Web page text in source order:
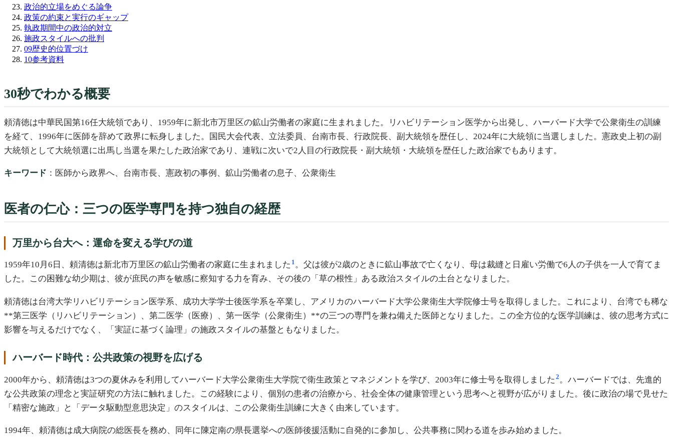
政治的立場をめぐる論争
政策の約束と実行のギャップ
執政期間中の政治的対立
施政スタイルへの批判
09歴史的位置づけ
10参考資料
30秒でわかる概要
頼清徳は中華民国第16任大統領であり、1959年に新北市万里区の鉱山労働者の家庭に生まれました。リハビリテーション医学から出発し、ハーバード大学で公衆衛生の訓練
を経て、1996年に医師を辞めて政界に転身しました。国民大会代表、立法委員、台南市長、行政院長、副大統領を歴任し、2024年に大統領に当選しました。憲政史上初の副
大統領として大統領選に出馬し当選を果たした政治家であり、連戦に次いで2人目の行政院長・副大統領・大統領を歴任した政治家でもあります。
キーワード ：医師から政界へ、台南市長、憲政初の事例、鉱山労働者の息子、公衆衛生
医者の仁心：三つの医学専門を持つ独自の経歴
万里から台大へ：運命を変える学びの道
1959年10月6日、頼清徳は新北市万里区の鉱山労働者の家庭に生まれました 1 。父は彼が2歳のときに鉱山事故で亡くなり、母は裁縫と日雇い労働で6人の子供を一人で育てま
した。この困難な幼少期は、彼が庶民の声を敏感に察知する力を育み、その後の「草の根性」ある政治スタイルの土台となりました。
頼清徳は台湾大学リハビリテーション医学系、成功大学学士後医学系を卒業し、アメリカのハーバード大学公衆衛生大学院修士号を取得しました。これにより、台湾でも稀な
**第三医学（リハビリテーション）、第二医学（医療）、第一医学（公衆衛生）**の三つの専門を兼ね備えた医師となりました。この全方位的な医学訓練は、彼の思考方式に
影響を与えるだけでなく、「実証に基づく論理」の施政スタイルの基盤ともなりました。
ハーバード時代：公共政策の視野を広げる
2000年から、頼清徳は3つの夏休みを利用してハーバード大学公衆衛生大学院で衛生政策とマネジメントを学び、2003年に修士号を取得しました 2 。ハーバードでは、先進的
な公共政策の理念と実証研究の方法に触れました。この経験により、個別の患者の治療から、社会全体の健康管理という思考へと視野が広がりました。後に政治の場で見せた
「精密な施政」と「データ駆動型意思決定」のスタイルは、この公衆衛生訓練に大きく由来しています。
1994年、頼清徳は成大病院の総医長を務め、同年に陳定南の県長選挙への医師後援活動に自発的に参加し、公共事務に関わる道を歩み始めました。